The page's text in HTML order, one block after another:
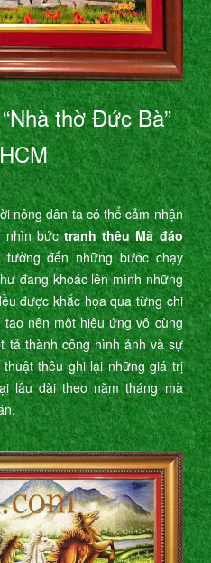
thờ Đức Bà”
nông dân ta có thể cảm nhận
nhìn bứctranh thêu Mã đáo
đến những bước chạy
đang khoác lên mình những
được khắc họa qua từng chi
nên một hiệu ứng vô cùng
tả thành công hình ảnh và sự
thêu ghi lại những giá trị
lâu dài theo năm tháng mà